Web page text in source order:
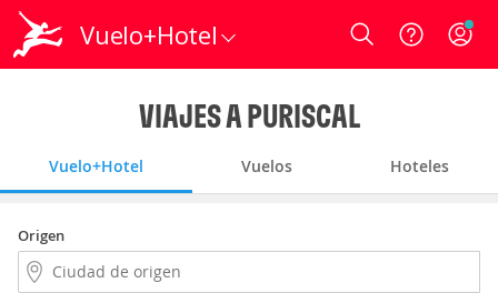
Vuelo+Hotel Login
VIAJES A PURISCAL
Vuelo+Hotel Vuelos Hoteles
Origen